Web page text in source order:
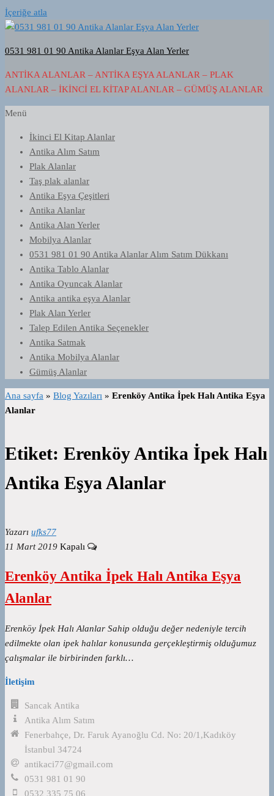
İçeriğe atla
0531 981 01 90 Antika Alanlar Eşya Alan Yerler
ANTIKA ALANLAR – ANTIKA EŞYA ALANLAR – PLAK
ALANLAR – İKINCI EL KITAP ALANLAR – GÜMÜŞ ALANLAR
Menü
İkinci El Kitap Alanlar
Antika Alım Satım
Plak Alanlar
Taş plak alanlar
Antika Eşya Çeşitleri
Antika Alanlar
Antika Alan Yerler
Mobilya Alanlar
0531 981 01 90 Antika Alanlar Alım Satım Dükkanı
Antika Tablo Alanlar
Antika Oyuncak Alanlar
Antika antika eşya Alanlar
Plak Alan Yerler
Talep Edilen Antika Seçenekler
Antika Satmak
Antika Mobilya Alanlar
Gümüş Alanlar
Ana sayfa » Blog Yazıları » Erenköy Antika İpek Halı Antika Eşya
Alanlar
Etiket: Erenköy Antika İpek Halı
Antika Eşya Alanlar
Yazarı ufks77
11 Mart 2019 Kapalı
Erenköy Antika İpek Halı Antika Eşya
Alanlar
Erenköy İpek Halı Alanlar Sahip olduğu değer nedeniyle tercih
edilmekte olan ipek halılar konusunda gerçekleştirmiş olduğumuz
çalışmalar ile birbirinden farklı…
İletişim
Sancak Antika
Antika Alım Satım
Fenerbahçe, Dr. Faruk Ayanoğlu Cd. No: 20/1,Kadıköy
İstanbul 34724
antikaci77@gmail.com
0531 981 01 90
0532 335 75 06